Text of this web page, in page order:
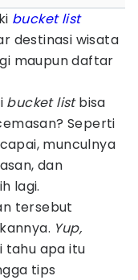
bucket list
destinasi wisata
maupun daftar
bucket listbisa
Seperti
munculnya
dan
lagi.
tersebut
Yup,
tahu apa itu
tips